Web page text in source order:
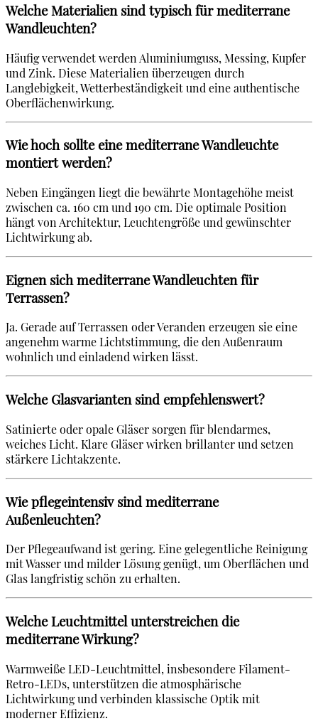
Welche Materialien sind typisch für mediterrane
Wandleuchten?
Häufig verwendet werden Aluminiumguss, Messing, Kupfer
und Zink. Diese Materialien überzeugen durch
Langlebigkeit, Wetterbeständigkeit und eine authentische
Oberflächenwirkung.
Wie hoch sollte eine mediterrane Wandleuchte
montiert werden?
Neben Eingängen liegt die bewährte Montagehöhe meist
zwischen ca. 160 cm und 190 cm. Die optimale Position
hängt von Architektur, Leuchtengröße und gewünschter
Lichtwirkung ab.
Eignen sich mediterrane Wandleuchten für
Terrassen?
Ja. Gerade auf Terrassen oder Veranden erzeugen sie eine
angenehm warme Lichtstimmung, die den Außenraum
wohnlich und einladend wirken lässt.
Welche Glasvarianten sind empfehlenswert?
Satinierte oder opale Gläser sorgen für blendarmes,
weiches Licht. Klare Gläser wirken brillanter und setzen
stärkere Lichtakzente.
Wie pflegeintensiv sind mediterrane
Außenleuchten?
Der Pflegeaufwand ist gering. Eine gelegentliche Reinigung
mit Wasser und milder Lösung genügt, um Oberflächen und
Glas langfristig schön zu erhalten.
Welche Leuchtmittel unterstreichen die
mediterrane Wirkung?
Warmweiße LED-Leuchtmittel, insbesondere Filament-
Retro-LEDs, unterstützen die atmosphärische
Lichtwirkung und verbinden klassische Optik mit
moderner Effizienz.